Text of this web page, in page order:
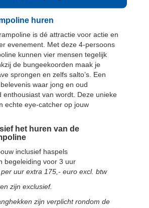
huren
is dé attractie voor actie en
evenement. Met deze 4-persoons
kunnen vier mensen tegelijk
de bungeekoorden maak je
sprongen en zelfs salto’s. Een
waar jong en oud
enthousiast van wordt. Deze unieke
echte eye-catcher op jouw
het huren van de
inclusief haspels
begeleiding voor 3 uur
uur extra 175,- euro excl. btw
zijn exclusief.
zijn verplicht rondom de